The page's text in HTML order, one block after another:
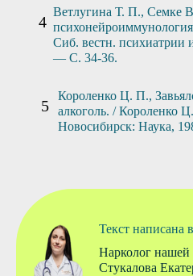
Ветлугина Т. П., Семке
Сиб. вестн.
— С. 34-36.
Короленко Ц. П.,
алкоголь. / Короленко
Новосибирск: Наука,
Текст написана
Нарколог
Стукалова